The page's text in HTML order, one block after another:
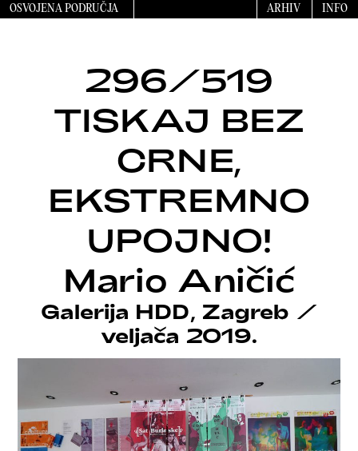
OSVOJENA PODRUČJA ARHIV INFO
296/519
TISKAJ BEZ
CRNE,
EKSTREMNO
UPOJNO!
Mario Aničić
Galerija HDD, Zagreb /
veljača 2019.